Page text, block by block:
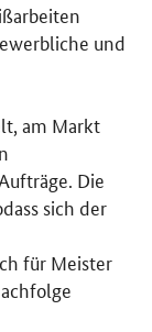
und
am Markt
Die
sich der
für Meister